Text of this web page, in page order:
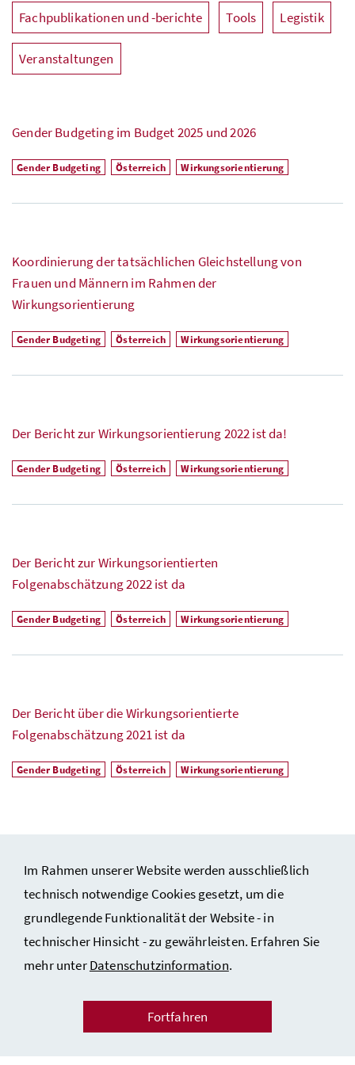
Im Rahmen unserer Website werden ausschließlich
technisch notwendige Cookies gesetzt, um die
grundlegende Funktionalität der Website - in
technischer Hinsicht - zu gewährleisten. Erfahren Sie
mehr unterDatenschutzinformation.
Fortfahren
Fachpublikationen und -berichte Tools Legistik
Veranstaltungen
Gender Budgeting im Budget 2025 und 2026
Gender Budgeting Österreich Wirkungsorientierung
Koordinierung der tatsächlichen Gleichstellung von
Frauen und Männern im Rahmen der
Wirkungsorientierung
Gender Budgeting Österreich Wirkungsorientierung
Der Bericht zur Wirkungsorientierung 2022 ist da!
Gender Budgeting Österreich Wirkungsorientierung
Der Bericht zur Wirkungsorientierten
Folgenabschätzung 2022 ist da
Gender Budgeting Österreich Wirkungsorientierung
Der Bericht über die Wirkungsorientierte
Folgenabschätzung 2021 ist da
Gender Budgeting Österreich Wirkungsorientierung
Impressum und Copyright
Barrierefreiheitserklärung